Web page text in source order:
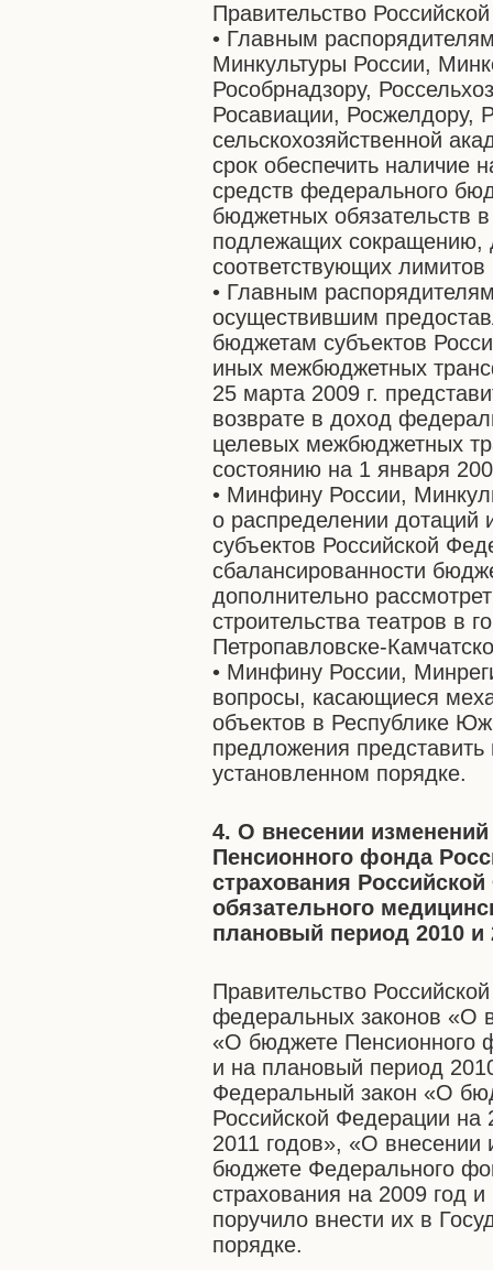
Правительство
• Главным
Минкультуры России,
Рособрнадзору,
Росавиации, Росжелдору,
сельскохозяйственной
срок обеспечить наличие
средств федерального
бюджетных обязательств
подлежащих сокращению,
соответствующих
• Главным
осуществившим
бюджетам субъектов
иных межбюджетных
25 марта 2009 г.
возврате в доход
целевых межбюджетных
состоянию на 1 января
• Минфину России,
о распределении
субъектов Российской
сбалансированности
дополнительно
строительства театров в
Петропавловске-
• Минфину России,
вопросы, касающиеся
объектов в Республике
предложения
установленном порядке.
4. О внесении
Пенсионного фонда
страхования
обязательного
плановый период 2010 и
Правительство
федеральных законов «О
«О бюджете Пенсионного
и на плановый период
Федеральный закон «О
Российской Федерации
2011 годов», «О
бюджете Федерального
страхования на 2009 год
поручило внести их в
порядке.